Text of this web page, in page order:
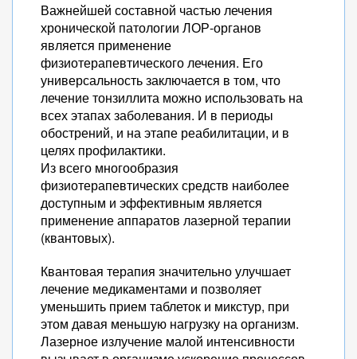
Важнейшей составной частью лечения
хронической патологии ЛОР-органов
является применение
физиотерапевтического лечения. Его
универсальность заключается в том, что
лечение тонзиллита можно использовать на
всех этапах заболевания. И в периоды
обострений, и на этапе реабилитации, и в
целях профилактики.
Из всего многообразия
физиотерапевтических средств наиболее
доступным и эффективным является
применение аппаратов лазерной терапии
(квантовых).
Квантовая терапия значительно улучшает
лечение медикаментами и позволяет
уменьшить прием таблеток и микстур, при
этом давая меньшую нагрузку на организм.
Лазерное излучение малой интенсивности